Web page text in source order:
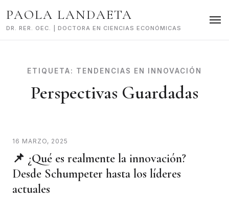
to
content
PAOLA LANDAETA
DR. RER. OEC. | DOCTORA EN CIENCIAS ECONÓMICAS
ETIQUETA: TENDENCIAS EN INNOVACIÓN
Perspectivas Guardadas
16 MARZO, 2025
📌 ¿Qué es realmente la innovación?
Desde Schumpeter hasta los líderes
actuales